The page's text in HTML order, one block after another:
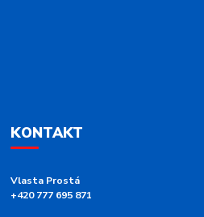
KONTAKT
Vlasta Prostá
+420 777 695 871